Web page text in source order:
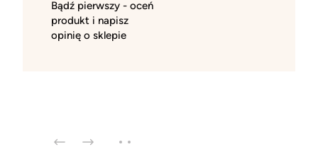
Bądź pierwszy - oceń
produkt i napisz
opinię o sklepie